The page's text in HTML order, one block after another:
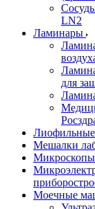
LN2
Ламинары
для
Лиофильные
Мешалки
Микроскопы
Моечные